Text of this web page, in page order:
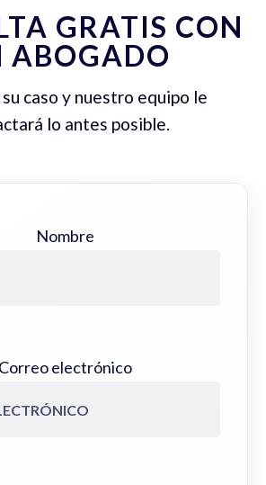
GRATIS CON
ABOGADO
caso y nuestro equipo le
lo antes posible.
Nombre
Correo electrónico